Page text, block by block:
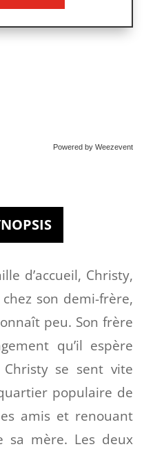
Powered by Weezevent
d’accueil, Christy,
son demi-frère,
peu. Son frère
qu’il espère
se sent vite
populaire de
amis et renouant
sa mère. Les deux